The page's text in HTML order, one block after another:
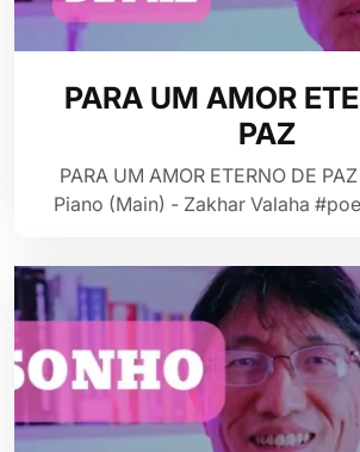
PARA UM AMOR
PAZ
PARA UM AMOR ETERNO DE
Piano (Main) - Zakhar Valaha